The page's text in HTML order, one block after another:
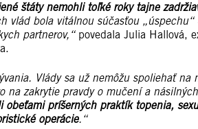
štáty nemohli toľké roky tajne
vlád bola vitálnou súčasťou
partnerov,“povedala Julia Hallová,
Vlády sa už nemôžu spoliehať na
na zakrytie pravdy o mučení a
príšerných praktík topenia,
operácie.“